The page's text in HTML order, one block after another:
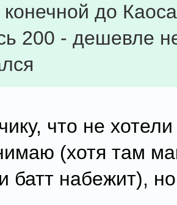
конечной до
200 - дешевле
что не
(хотя там
батт набежит),